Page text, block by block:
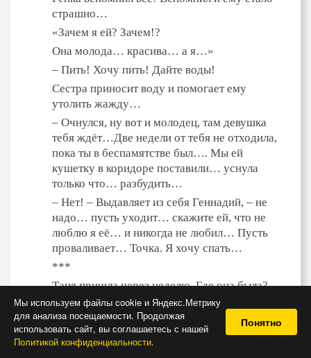
Мы используем файлы cookie и Яндекс.Метрику
для анализа посещаемости. Продолжая
использовать сайт, вы соглашаетесь с нашей
Политикой конфиденциальности.
Понятно
страшно…
«Зачем я ей? Зачем!?
Она молода… красива… а я…»
– Пить! Хочу пить! Дайте воды!
Сестра приносит воду и помогает ему
утолить жажду…
– Очнулся, ну вот и молодец, там девушка
тебя ждёт…Две недели от тебя не отходила,
пока ты в беспамятстве был…. Мы ей
кушетку в коридоре поставили… уснула
только что… разбудить…
– Нет! – Выдавляет из себя Геннадий, – не
надо… пусть уходит… скажите ей, что не
люблю я её… и никогда не любил… Пусть
проваливает… Точка. Я хочу спать…
***
Таня пришла через неделю. Где она была?
Что делала? – Геннадий не знал. Он убеждал
себя, что поступил правильно, что так и
только так поступают настоящие мужчины…
– Привет! – Сказала Таня, – я присяду.